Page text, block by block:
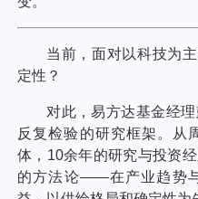
English